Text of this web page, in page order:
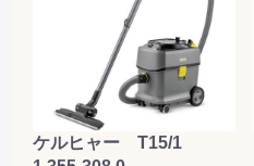
ケルヒャー T15/1